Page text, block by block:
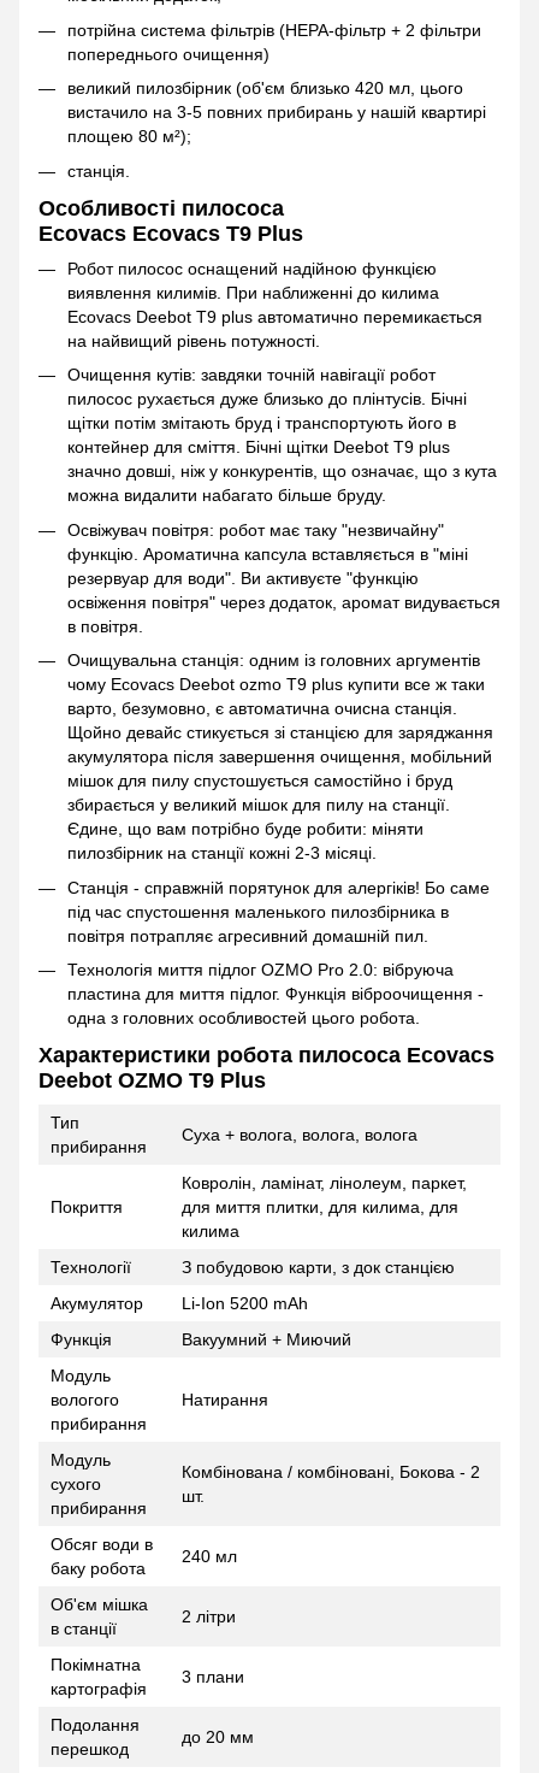
потрійна система фільтрів (HEPA-фільтр + 2 фільтри
попереднього очищення)
великий пилозбірник (об'єм близько 420 мл, цього
вистачило на 3-5 повних прибирань у нашій квартирі
площею 80 м²);
станція.
Особливості пилососа
Ecovacs Ecovacs T9 Plus
Робот пилосос оснащений надійною функцією
виявлення килимів. При наближенні до килима
Ecovacs Deebot T9 plus автоматично перемикається
на найвищий рівень потужності.
Очищення кутів: завдяки точній навігації робот
пилосос рухається дуже близько до плінтусів. Бічні
щітки потім змітають бруд і транспортують його в
контейнер для сміття. Бічні щітки Deebot T9 plus
значно довші, ніж у конкурентів, що означає, що з кута
можна видалити набагато більше бруду.
Освіжувач повітря: робот має таку "незвичайну"
функцію. Ароматична капсула вставляється в "міні
резервуар для води". Ви активуєте "функцію
освіження повітря" через додаток, аромат видувається
в повітря.
Очищувальна станція: одним із головних аргументів
чому Ecovacs Deebot ozmo T9 plus купити все ж таки
варто, безумовно, є автоматична очисна станція.
Щойно девайс стикується зі станцією для заряджання
акумулятора після завершення очищення, мобільний
мішок для пилу спустошується самостійно і бруд
збирається у великий мішок для пилу на станції.
Єдине, що вам потрібно буде робити: міняти
пилозбірник на станції кожні 2-3 місяці.
Станція - справжній порятунок для алергіків! Бо саме
під час спустошення маленького пилозбірника в
повітря потрапляє агресивний домашній пил.
Технологія миття підлог OZMO Pro 2.0: вібруюча
пластина для миття підлог. Функція віброочищення -
одна з головних особливостей цього робота.
Характеристики робота пилососа Ecovacs
Deebot OZMO T9 Plus
Тип
прибирання
Суха + волога, волога, волога
Покриття
Ковролін, ламінат, лінолеум, паркет,
для миття плитки, для килима, для
килима
Технології
З побудовою карти, з док станцією
Акумулятор
Li-Ion 5200 mAh
Функція
Вакуумний + Миючий
Модуль
вологого
прибирання
Натирання
Модуль
сухого
прибирання
Комбінована / комбіновані, Бокова - 2
шт.
Обсяг води в
баку робота
240 мл
Об'єм мішка
в станції
2 літри
Покімнатна
картографія
3 плани
Подолання
перешкод
до 20 мм